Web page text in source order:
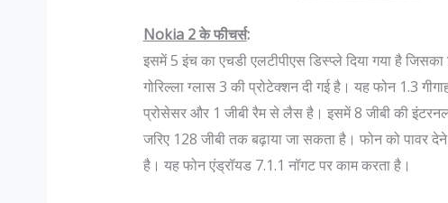
Nokia 2 के फीचर्स:
इसमें 5 इंच का एचडी एलटीपीएस डिस्प्ले दिया गया है
गोरिल्ला ग्लास 3 की प्रोटेक्शन दी गई है। यह फोन 1.3
प्रोसेसर और 1 जीबी रैम से लैस है। इसमें 8 जीबी की इंटरनल
जरिए 128 जीबी तक बढ़ाया जा सकता है। फोन को पावर
है। यह फोन एंड्रॉयड 7.1.1 नॉगट पर काम करता है।
प्रेमी हैं और धार्मिक आस्था भी रखते
क्या आप जानते हैं गुजरात के सबसे
विश्व मे सबसे ज्यादा अगर किसी मेहमान